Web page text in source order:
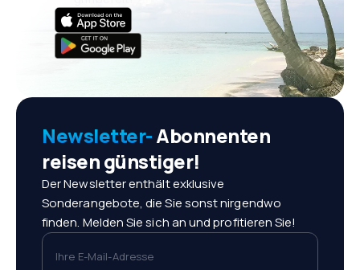
Newsletter-Abonnenten
reisen günstiger!
Der Newsletter enthält exklusive
Sonderangebote, die Sie sonst nirgendwo
finden. Melden Sie sich an und profitieren Sie!
Ihre E-Mail-Adresse